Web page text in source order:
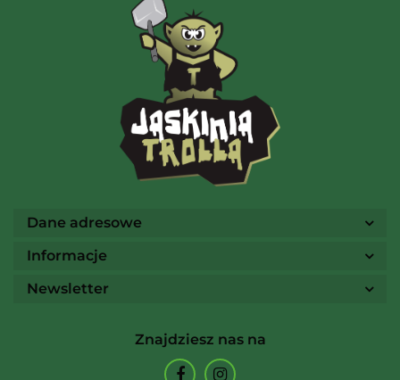
AMIGO Spiel
Ammo
Dane adresowe
Informacje
Newsletter
Znajdziesz nas na